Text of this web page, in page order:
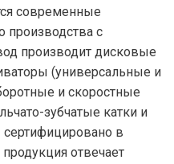
современные
производства с
производит дисковые
(универсальные и
и скоростные
зубчатые катки и
в
отвечает